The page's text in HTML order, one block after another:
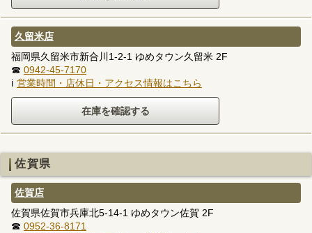
久留米店
福岡県久留米市新合川1-2-1 ゆめタウン久留米 2F
☎ 0942-45-7170
ℹ 営業時間・店休日・アクセス情報はこちら
佐賀県
佐賀店
佐賀県佐賀市兵庫北5-14-1 ゆめタウン佐賀 2F
☎ 0952-36-8171